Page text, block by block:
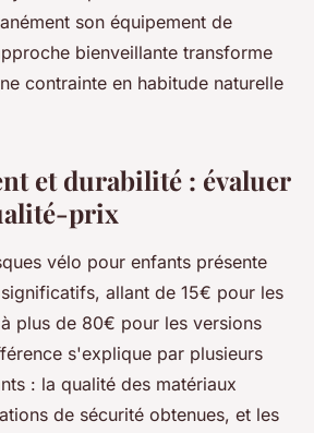
son équipement de
bienveillante transforme
contrainte en habitude naturelle
et durabilité : évaluer
prix
vélo pour enfants présente
allant de 15€ pour les
plus de 80€ pour les versions
s'explique par plusieurs
: la qualité des matériaux
de sécurité obtenues, et les